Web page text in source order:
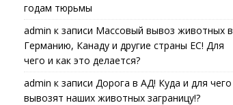
годам тюрьмы
admin к записи Массовый вывоз животных в
Германию, Канаду и другие страны ЕС! Для
чего и как это делается?
admin к записи Дорога в АД! Куда и для чего
вывозят наших животных заграницу!?